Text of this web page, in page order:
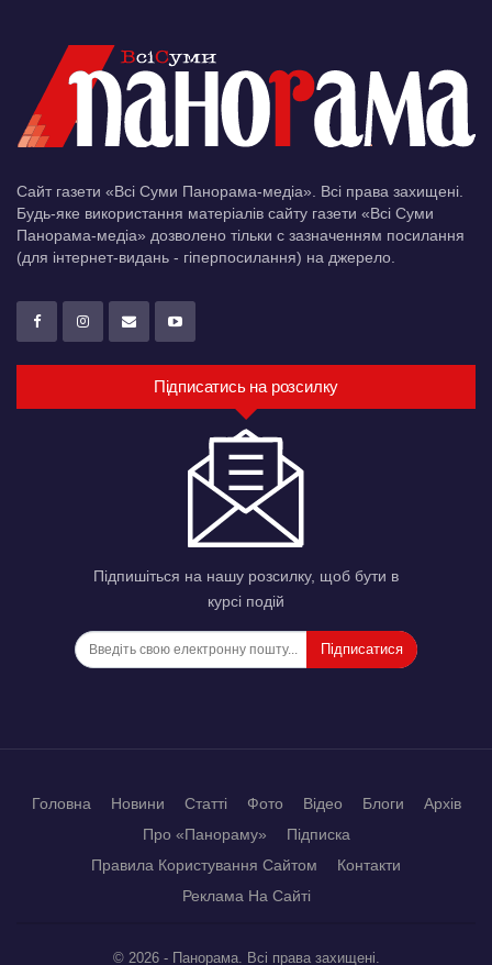
Сайт газети «Всі Суми Панорама-медіа». Всі права захищені.
Будь-яке використання матеріалів сайту газети «Всі Суми
Панорама-медіа» дозволено тільки c зазначенням посилання
(для інтернет-видань - гіперпосилання) на джерело.
Підписатись на розсилку
Підпишіться на нашу розсилку, щоб бути в
курсі подій
Підписатися
Головна Новини Статті Фото Відео Блоги
Архів
Про «Панораму»
Підписка
Правила Користування Сайтом
Контакти
Реклама На Сайті
© 2026 - Панорама. Всі права захищені.